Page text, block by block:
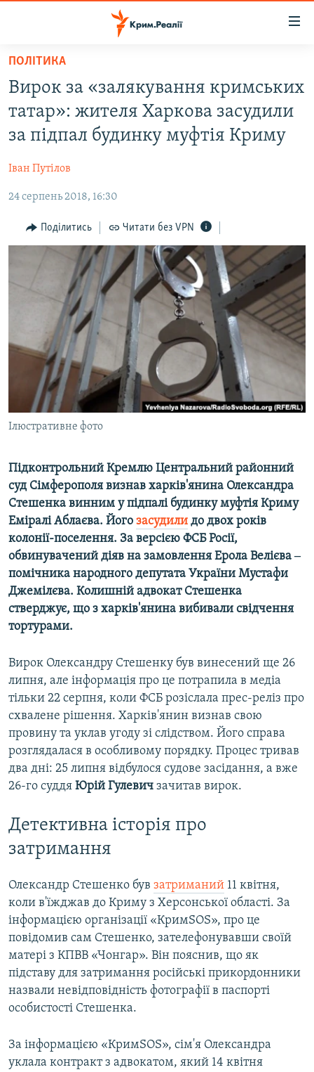
Перейти
основного
матеріалу
Перейти
до
основної
навігації
Перейти
пошуку
ВОДА.КРИМ
ВІДЕО ТА ФОТО
БЛОГИ
ПОГЛЯД
ІНТЕРВ'Ю
ВСЕ ЗА ДЕНЬ
СПЕЦПРОЕКТИ
ДЕПОРТАЦІЯ
ВІДЕОУРОКИ «ELIFBE»
СВІДЧЕННЯ ОКУПАЦІЇ
УКРАЇНСЬКА ПРОБЛЕМА КРИМУ
ІНФОГРАФІКА
ЯК ОБІЙТИ БЛОКУВАННЯ
Русский
Qırımtatar
ДОЛУЧАЙСЯ!
Усі сайти RFE/RL
ПОЛІТИКА
Вирок за «залякування кримських
татар»: жителя Харкова засудили
за підпал будинку муфтія Криму
Іван Путілов
24 серпень 2018, 16:30
Поділитись Читати без VPN
Ілюстративне фото
Підконтрольний Кремлю Центральний районний
суд Сімферополя визнав харків'янина Олександра
Стешенка винним у підпалі будинку муфтія Криму
Еміралі Аблаєва. Його засудили до двох років
колонії-поселення. За версією ФСБ Росії,
обвинувачений діяв на замовлення Ерола Велієва ‒
помічника народного депутата України Мустафи
Джемілєва. Колишній адвокат Стешенка
стверджує, що з харків'янина вибивали свідчення
тортурами.
Вирок Олександру Стешенку був винесений ще 26
липня, але інформація про це потрапила в медіа
тільки 22 серпня, коли ФСБ розіслала прес-реліз про
схвалене рішення. Харків'янин визнав свою
провину та уклав угоду зі слідством. Його справа
розглядалася в особливому порядку. Процес тривав
два дні: 25 липня відбулося судове засідання, а вже
26-го суддя Юрій Гулевич зачитав вирок.
Детективна історія про
затримання
Олександр Стешенко був затриманий 11 квітня,
коли в'їжджав до Криму з Херсонської області. За
інформацією організації «КримSOS», про це
повідомив сам Стешенко, зателефонувавши своїй
матері з КПВВ «Чонгар». Він пояснив, що як
підставу для затримання російські прикордонники
назвали невідповідність фотографії в паспорті
особистості Стешенка.
За інформацією «КримSOS», сім'я Олександра
уклала контракт з адвокатом, який 14 квітня